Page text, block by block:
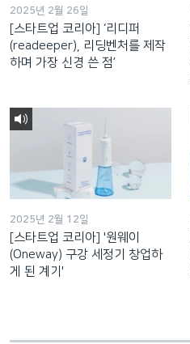
2025년 2월 26일
[스타트업 코리아] ‘리디퍼
(readeeper), 리딩벤처를 제작
하며 가장 신경 쓴 점’
2025년 2월 12일
[스타트업 코리아] '원웨이
(Oneway) 구강 세정기 창업하
게 된 계기'